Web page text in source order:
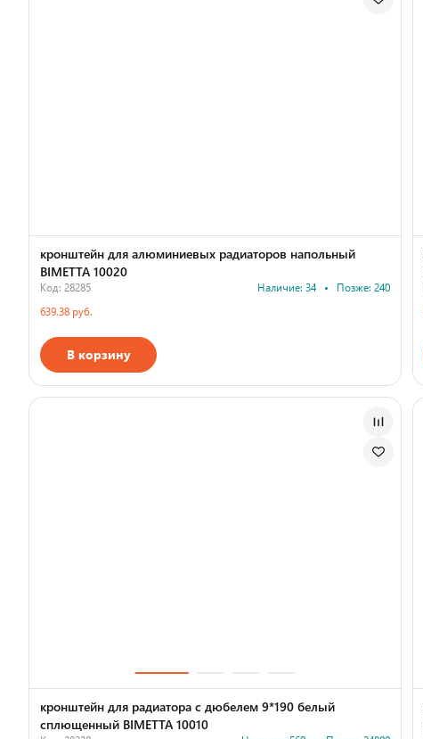
кронштейн для алюминиевых радиаторов напольный
BIMETTA 10020
Код: 28285 Наличие: 34 •
Позже: 240
639.38 руб.
В корзину
кронштейн для радиатора с дюбелем 9*190 белый
сплющенный BIMETTA 10010